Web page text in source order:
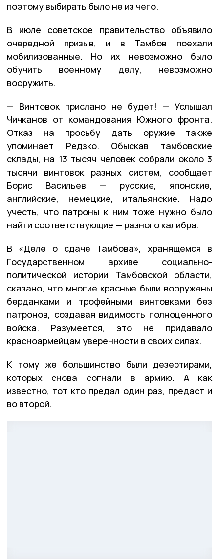
поэтому выбирать было не из чего.
В июле советское правительство объявило
очередной призыв, и в Тамбов поехали
мобилизованные. Но их невозможно было
обучить военному делу, невозможно
вооружить.
— Винтовок прислано не будет! — Услышал
Чичканов от командования Южного фронта.
Отказ на просьбу дать оружие также
упоминает Редзко. Обыскав тамбовские
склады, на 13 тысяч человек собрали около 3
тысячи винтовок разных систем, сообщает
Борис Васильев — русские, японские,
английские, немецкие, итальянские. Надо
учесть, что патроны к ним тоже нужно было
найти соответствующие — разного калибра.
В «Деле о сдаче Тамбова», хранящемся в
Государственном архиве социально-
политической истории Тамбовской области,
сказано, что многие красные были вооружены
берданками и трофейными винтовками без
патронов, создавая видимость полноценного
войска. Разумеется, это не придавало
красноармейцам уверенности в своих силах.
К тому же большинство были дезертирами,
которых снова согнали в армию. А как
известно, тот кто предал один раз, предаст и
во второй.